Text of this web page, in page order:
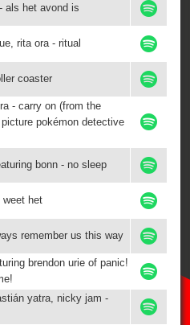
als het avond is
rita ora - ritual
coaster
- carry on (from the
pokémon detective
bonn - no sleep
het
remember us this way
brendon urie of panic!
yatra, nicky jam -